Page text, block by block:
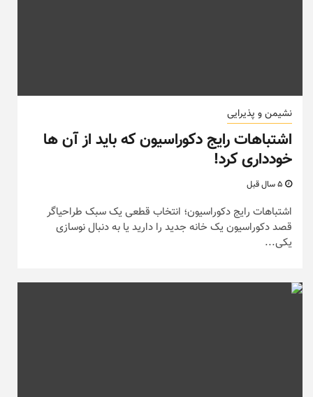
نشیمن و پذیرایی
اشتباهات رایج دکوراسیون که باید از آن ها
خودداری کرد!
اشتباهات رایج دکوراسیون؛ انتخاب قطعی یک سبک طراحیاگر
قصد دکوراسیون یک خانه جدید را دارید یا به دنبال نوسازی
یکی...